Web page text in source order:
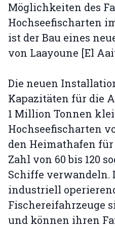
Möglichkeiten des
Hochseefischarten
ist der Bau eines
von Laayoune [El
Die neuen
Kapazitäten für die
1 Million Tonnen
Hochseefischarten
den Heimathafen
Zahl von 60 bis 120
Schiffe verwandeln.
industriell
Fischereifahrzeuge
und können ihren